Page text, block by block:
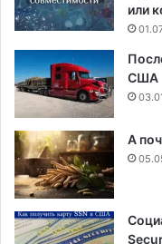
или
США
А